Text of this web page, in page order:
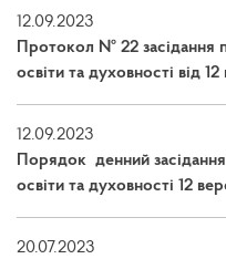
12.09.2023
Протокол № 22 засідання
освіти та духовності від
12.09.2023
Порядок денний засідання
освіти та духовності 12
20.07.2023